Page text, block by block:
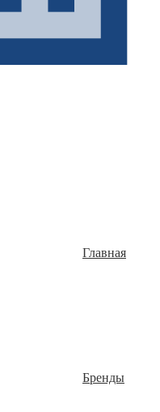
Главная
Бренды